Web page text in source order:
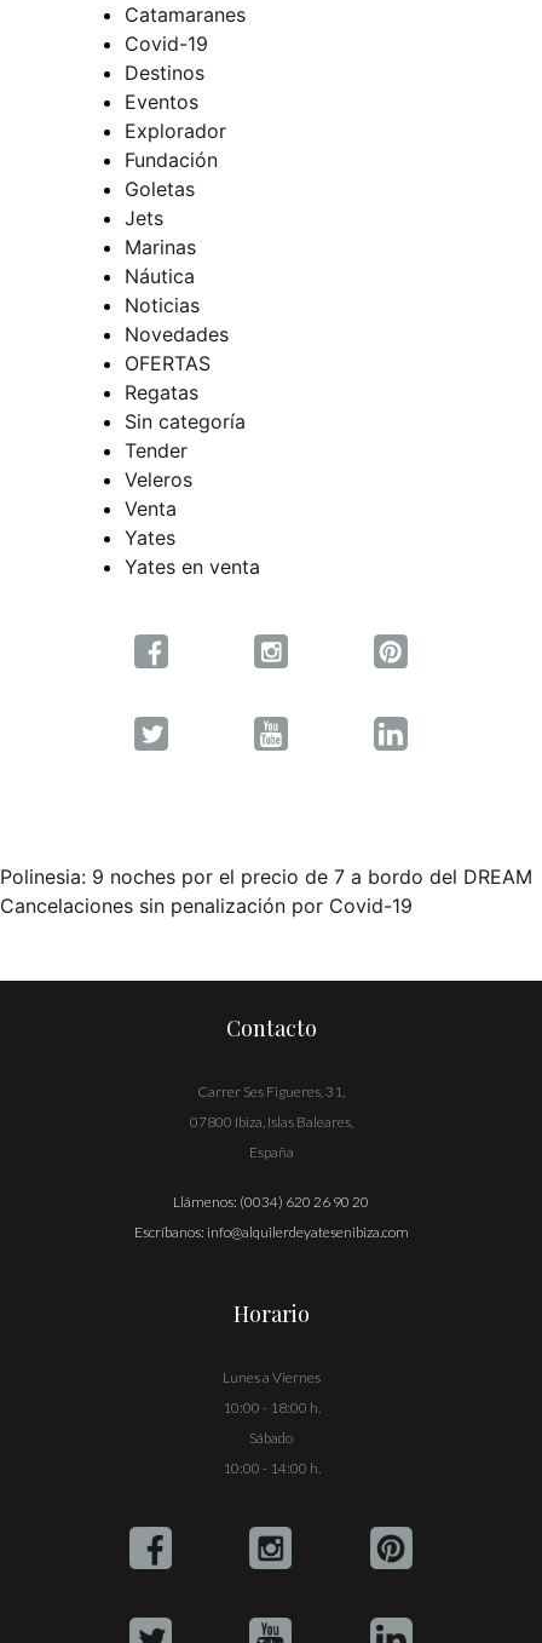
Catamaranes
Covid-19
Destinos
Eventos
Explorador
Fundación
Goletas
Jets
Marinas
Náutica
Noticias
Novedades
OFERTAS
Regatas
Sin categoría
Tender
Veleros
Venta
Yates
Yates en venta
Navegación
entradas
Polinesia: 9 noches por el precio de 7 a bordo del DREAM
Cancelaciones sin penalización por Covid-19
Contacto
Carrer Ses Figueres, 31,
07800 Ibiza, Islas Baleares,
España
Llámenos: (0034) 620 26 90 20
Escríbanos: info@alquilerdeyatesenibiza.com
Horario
Lunes a Viernes
10:00 - 18:00 h.
Sábado
10:00 - 14:00 h.